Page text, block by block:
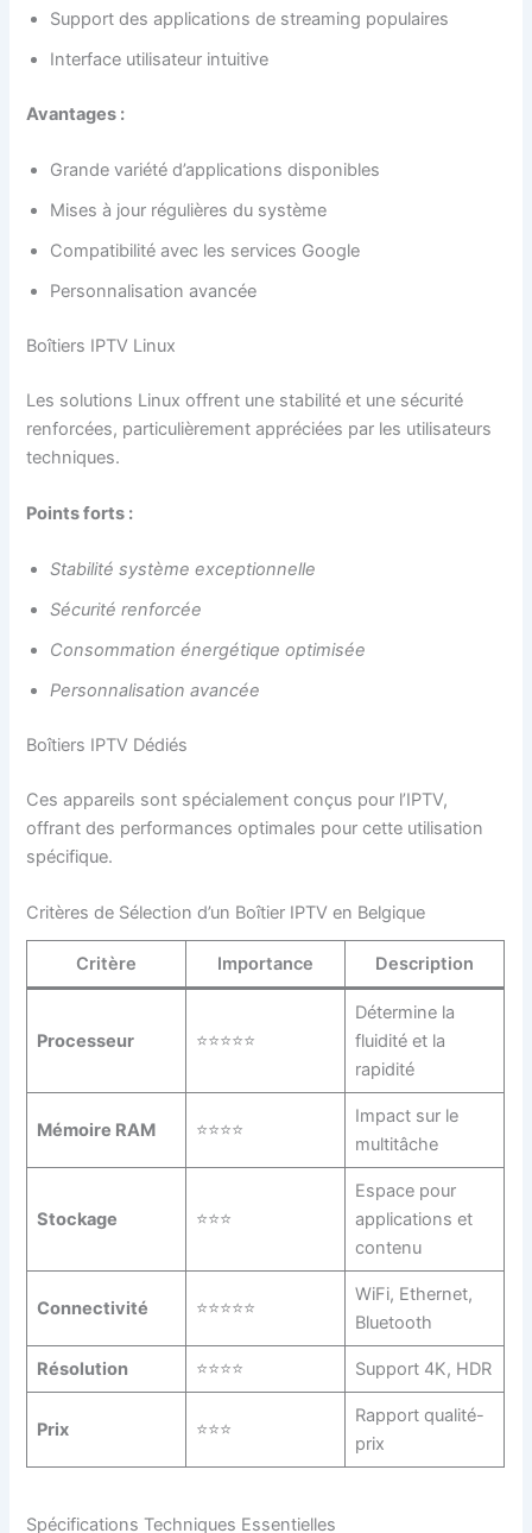
Support des applications de streaming populaires
Interface utilisateur intuitive
Avantages :
Grande variété d’applications disponibles
Mises à jour régulières du système
Compatibilité avec les services Google
Personnalisation avancée
Boîtiers IPTV Linux
Les solutions Linux offrent une stabilité et une sécurité
renforcées, particulièrement appréciées par les utilisateurs
techniques.
Points forts :
Stabilité système exceptionnelle
Sécurité renforcée
Consommation énergétique optimisée
Personnalisation avancée
Boîtiers IPTV Dédiés
Ces appareils sont spécialement conçus pour l’IPTV,
offrant des performances optimales pour cette utilisation
spécifique.
Critères de Sélection d’un Boîtier IPTV en Belgique
Critère Importance Description
Processeur ⭐⭐⭐⭐⭐
Détermine la
fluidité et la
rapidité
Mémoire RAM ⭐⭐⭐⭐
Impact sur le
multitâche
Stockage ⭐⭐⭐
Espace pour
applications et
contenu
Connectivité ⭐⭐⭐⭐⭐
WiFi, Ethernet,
Bluetooth
Résolution ⭐⭐⭐⭐ Support 4K, HDR
Prix ⭐⭐⭐
Rapport qualité-
prix
Spécifications Techniques Essentielles